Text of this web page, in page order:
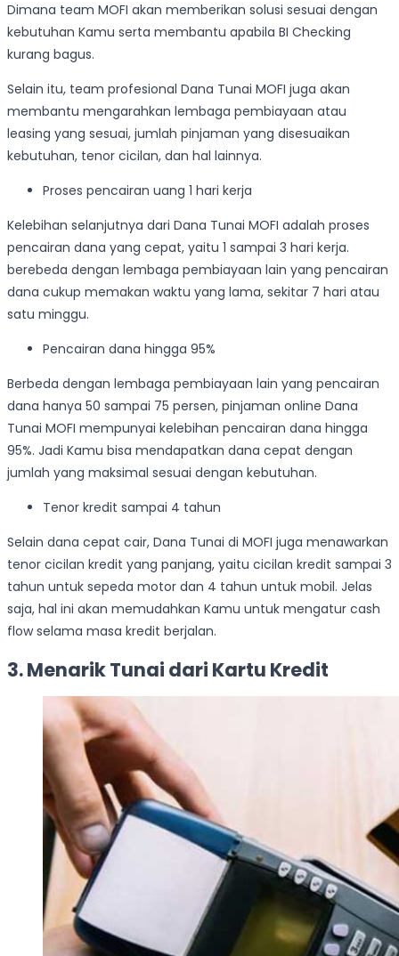
Dimana team MOFI akan memberikan solusi sesuai dengan
kebutuhan Kamu serta membantu apabila BI Checking
kurang bagus.
Selain itu, team profesional Dana Tunai MOFI juga akan
membantu mengarahkan lembaga pembiayaan atau
leasing yang sesuai, jumlah pinjaman yang disesuaikan
kebutuhan, tenor cicilan, dan hal lainnya.
Proses pencairan uang 1 hari kerja
Kelebihan selanjutnya dari Dana Tunai MOFI adalah proses
pencairan dana yang cepat, yaitu 1 sampai 3 hari kerja.
berebeda dengan lembaga pembiayaan lain yang pencairan
dana cukup memakan waktu yang lama, sekitar 7 hari atau
satu minggu.
Pencairan dana hingga 95%
Berbeda dengan lembaga pembiayaan lain yang pencairan
dana hanya 50 sampai 75 persen, pinjaman online Dana
Tunai MOFI mempunyai kelebihan pencairan dana hingga
95%. Jadi Kamu bisa mendapatkan dana cepat dengan
jumlah yang maksimal sesuai dengan kebutuhan.
Tenor kredit sampai 4 tahun
Selain dana cepat cair, Dana Tunai di MOFI juga menawarkan
tenor cicilan kredit yang panjang, yaitu cicilan kredit sampai 3
tahun untuk sepeda motor dan 4 tahun untuk mobil. Jelas
saja, hal ini akan memudahkan Kamu untuk mengatur cash
flow selama masa kredit berjalan.
3. Menarik Tunai dari Kartu Kredit